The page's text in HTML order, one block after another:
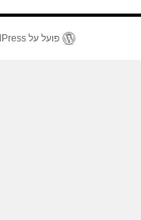
פועל על WordPress.